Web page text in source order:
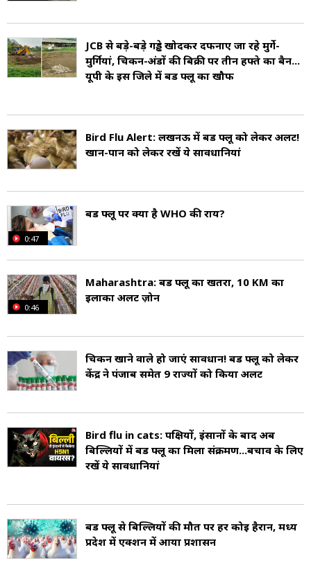
JCB से बड़े-बड़े गड्ढे खोदकर दफनाए जा रहे मुर्गे-
मुर्गियां, चिकन-अंडों की बिक्री पर तीन हफ्ते का बैन...
यूपी के इस जिले में बर्ड फ्लू का खौफ
Bird Flu Alert: लखनऊ में बर्ड फ्लू को लेकर अलर्ट!
खान-पान को लेकर रखें ये सावधानियां
0:47
बर्ड फ्लू पर क्या है WHO की राय?
0:46
Maharashtra: बर्ड फ्लू का खतरा, 10 KM का
इलाका अलर्ट ज़ोन
चिकन खाने वाले हो जाएं सावधान! बर्ड फ्लू को लेकर
केंद्र ने पंजाब समेत 9 राज्यों को किया अलर्ट
Bird flu in cats: पक्षियों, इंसानों के बाद अब
बिल्लियों में बर्ड फ्लू का मिला संक्रमण...बचाव के लिए
रखें ये सावधानियां
बर्ड फ्लू से बिल्लियों की मौत पर हर कोई हैरान, मध्य
प्रदेश में एक्शन में आया प्रशासन